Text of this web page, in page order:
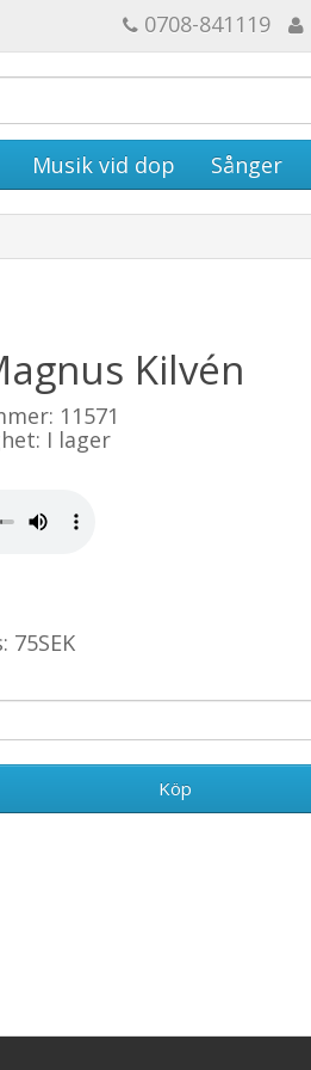
0708-841119
Musik vid dop Sånger
Kilvén
11571
I lager
75SEK
Köp